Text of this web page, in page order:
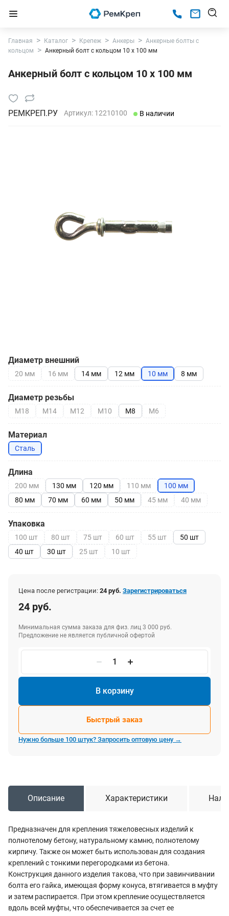
Главная Каталог Крепеж Анкеры
Анкерные болты с
кольцом
Анкерный болт с кольцом 10 х 100 мм
Анкерный болт с кольцом 10 х 100 мм
РЕМКРЕП.РУ Артикул: 12210100 В наличии
Диаметр внешний
20 мм 16 мм 14 мм 12 мм 10 мм 8 мм
Диаметр резьбы
М18 М14 М12 М10 М8 М6
Материал
Сталь
Длина
200 мм 130 мм 120 мм 110 мм
100 мм
80 мм
70 мм 60 мм 50 мм 45 мм 40 мм
Упаковка
100 шт 80 шт 75 шт 60 шт 55 шт
50 шт
40 шт
30 шт 25 шт 10 шт
Цена после регистрации: 24 руб. Зарегистрироваться
24 руб.
Минимальная сумма заказа для физ. лиц 3 000 руб.
Предложение не является публичной офертой
В корзину
Быстрый заказ
Нужно больше 100 штук? Запросить оптовую цену →
Описание Характеристики
Предназначен для крепления тяжеловесных изделий к
полнотелому бетону, натуральному камню, полнотелому
кирпичу. Также он может быть использован для создания
креплений с тонкими перегородками из бетона.
Конструкция данного изделия такова, что при завинчивании
болта его гайка, имеющая форму конуса, втягивается в муфту
и затем распирается. При этом крепление осуществляется
вдоль всей муфты, что обеспечивается за счет ее